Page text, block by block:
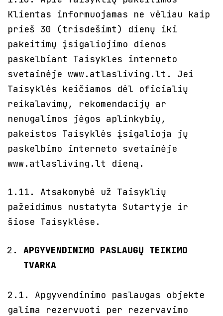
Klientas informuojamas ne vėliau kaip
prieš 30 (trisdešimt) dienų iki
pakeitimų įsigaliojimo dienos
paskelbiant Taisykles interneto
svetainėje www.atlasliving.lt. Jei
Taisyklės keičiamos dėl oficialių
reikalavimų, rekomendacijų ar
nenugalimos jėgos aplinkybių,
pakeistos Taisyklės įsigalioja jų
paskelbimo interneto svetainėje
www.atlasliving.lt dieną.
1.11. Atsakomybė už Taisyklių
pažeidimus nustatyta Sutartyje ir
šiose Taisyklėse.
APGYVENDINIMO PASLAUGŲ TEIKIMO
TVARKA
2.1. Apgyvendinimo paslaugas objekte
galima rezervuoti per rezervavimo